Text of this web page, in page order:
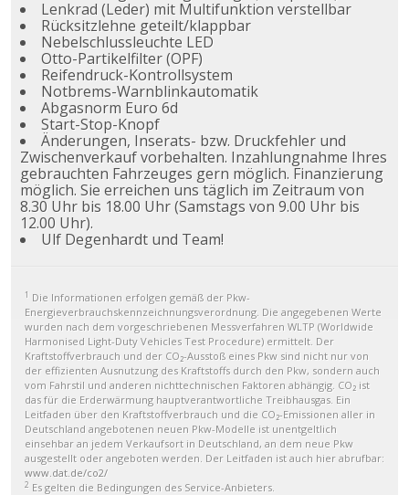
Lenkrad (Leder) mit Multifunktion verstellbar
Rücksitzlehne geteilt/klappbar
Nebelschlussleuchte LED
Otto-Partikelfilter (OPF)
Reifendruck-Kontrollsystem
Notbrems-Warnblinkautomatik
Abgasnorm Euro 6d
Start-Stop-Knopf
Änderungen, Inserats- bzw. Druckfehler und
Zwischenverkauf vorbehalten. Inzahlungnahme Ihres
gebrauchten Fahrzeuges gern möglich. Finanzierung
möglich. Sie erreichen uns täglich im Zeitraum von
8.30 Uhr bis 18.00 Uhr (Samstags von 9.00 Uhr bis
12.00 Uhr).
Ulf Degenhardt und Team!
1 Die Informationen erfolgen gemäß der Pkw-
Energieverbrauchskennzeichnungsverordnung. Die angegebenen Werte
wurden nach dem vorgeschriebenen Messverfahren WLTP (Worldwide
Harmonised Light-Duty Vehicles Test Procedure) ermittelt. Der
Kraftstoffverbrauch und der CO₂-Ausstoß eines Pkw sind nicht nur von
der effizienten Ausnutzung des Kraftstoffs durch den Pkw, sondern auch
vom Fahrstil und anderen nichttechnischen Faktoren abhängig. CO₂ ist
das für die Erderwärmung hauptverantwortliche Treibhausgas. Ein
Leitfaden über den Kraftstoffverbrauch und die CO₂-Emissionen aller in
Deutschland angebotenen neuen Pkw-Modelle ist unentgeltlich
einsehbar an jedem Verkaufsort in Deutschland, an dem neue Pkw
ausgestellt oder angeboten werden. Der Leitfaden ist auch hier abrufbar:
www.dat.de/co2/
2 Es gelten die Bedingungen des Service-Anbieters.